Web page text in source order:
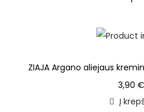
ZIAJA Argano aliejaus
3,90€
Į